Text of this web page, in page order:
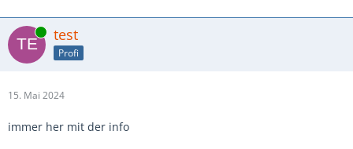
Online test
Profi
15. Mai 2024
immer her mit der info